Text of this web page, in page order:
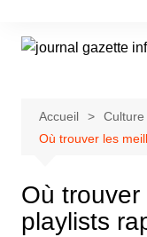
contenu
Accueil
Culture
Où trouver les
Où
playlists